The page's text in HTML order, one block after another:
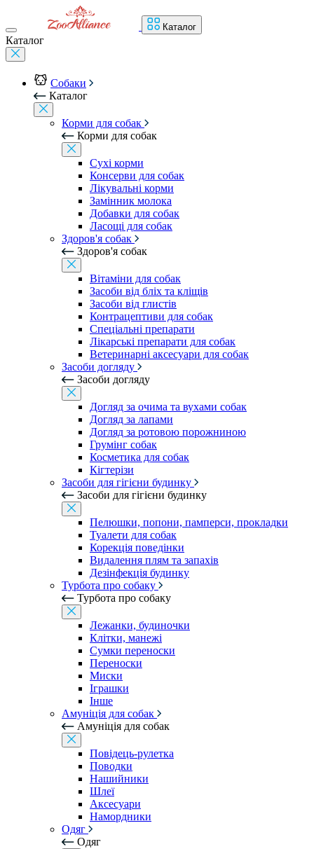
Каталог
Каталог
Собаки
Каталог
Корми для собак
Корми для собак
Сухі корми
Консерви для собак
Лікувальні корми
Замінник молока
Добавки для собак
Ласощі для собак
Здоров'я собак
Здоров'я собак
Вітаміни для собак
Засоби від бліх та кліщів
Засоби від глистів
Контрацептиви для собак
Спеціальні препарати
Лікарські препарати для собак
Ветеринарні аксесуари для собак
Засоби догляду
Засоби догляду
Догляд за очима та вухами собак
Догляд за лапами
Догляд за ротовою порожниною
Грумінг собак
Косметика для собак
Кігтерізи
Засоби для гігієни будинку
Засоби для гігієни будинку
Пелюшки, попони, памперси, прокладки
Туалети для собак
Корекція поведінки
Видалення плям та запахів
Дезінфекція будинку
Турбота про собаку
Турбота про собаку
Лежанки, будиночки
Клітки, манежі
Сумки переноски
Переноски
Миски
Іграшки
Інше
Амуніція для собак
Амуніція для собак
Повідець-рулетка
Поводки
Нашийники
Шлеї
Аксесуари
Намордники
Одяг
Одяг